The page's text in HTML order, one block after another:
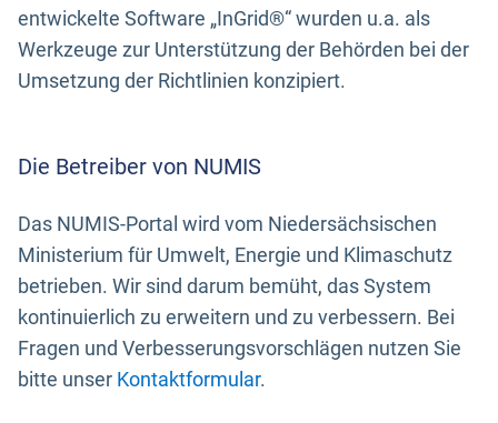
entwickelte Software „InGrid®“ wurden u.a. als
Werkzeuge zur Unterstützung der Behörden bei der
Umsetzung der Richtlinien konzipiert.
Die Betreiber von NUMIS
Das NUMIS-Portal wird vom Niedersächsischen
Ministerium für Umwelt, Energie und Klimaschutz
betrieben. Wir sind darum bemüht, das System
kontinuierlich zu erweitern und zu verbessern. Bei
Fragen und Verbesserungsvorschlägen nutzen Sie
bitte unser Kontaktformular.